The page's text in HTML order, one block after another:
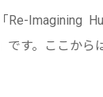
Re-Imagining
です。ここから